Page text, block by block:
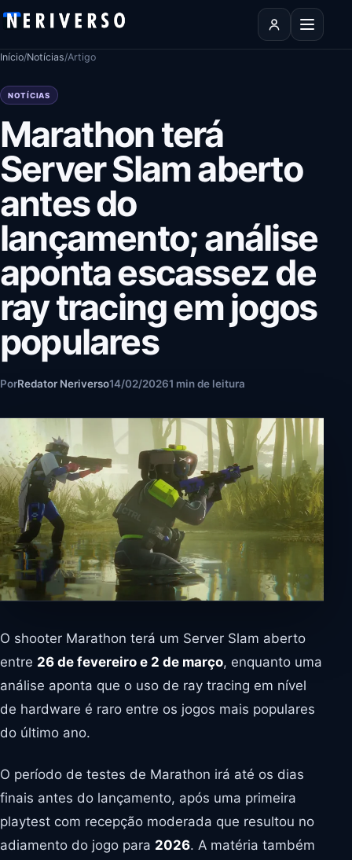
Pular para o conteúdo
Abrir
Início/Notícias/Artigo
NOTÍCIAS
Marathon terá
Server Slam aberto
antes do
lançamento; análise
aponta escassez de
ray tracing em jogos
populares
PorRedator Neriverso14/02/20261 min de leitura
O shooter Marathon terá um Server Slam aberto
entre 26 de fevereiro e 2 de março, enquanto uma
análise aponta que o uso de ray tracing em nível
de hardware é raro entre os jogos mais populares
do último ano.
O período de testes de Marathon irá até os dias
finais antes do lançamento, após uma primeira
playtest com recepção moderada que resultou no
adiamento do jogo para 2026. A matéria também